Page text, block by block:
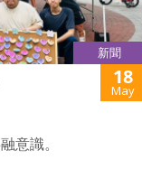
新聞
18
May
意識。